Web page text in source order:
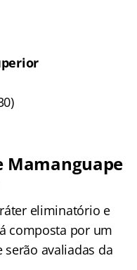
Mamanguape
eliminatório e
composta por um
serão avaliadas da